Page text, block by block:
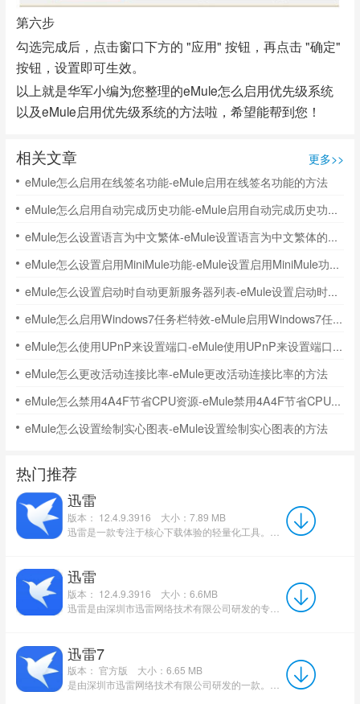
第六步
勾选完成后，点击窗口下方的 "应用" 按钮，再点击 "确定"
按钮，设置即可生效。
以上就是华军小编为您整理的eMule怎么启用优先级系统
以及eMule启用优先级系统的方法啦，希望能帮到您！
相关文章
更多>>
eMule怎么启用在线签名功能-eMule启用在线签名功能的方法
eMule怎么启用自动完成历史功能-eMule启用自动完成历史功能的方法
eMule怎么设置语言为中文繁体-eMule设置语言为中文繁体的方法
eMule怎么设置启用MiniMule功能-eMule设置启用MiniMule功能的方法
eMule怎么设置启动时自动更新服务器列表-eMule设置启动时自动更新服务器列表的方法
eMule怎么启用Windows7任务栏特效-eMule启用Windows7任务栏特效的方法
eMule怎么使用UPnP来设置端口-eMule使用UPnP来设置端口的方法
eMule怎么更改活动连接比率-eMule更改活动连接比率的方法
eMule怎么禁用4A4F节省CPU资源-eMule禁用4A4F节省CPU资源的方法
eMule怎么设置绘制实心图表-eMule设置绘制实心图表的方法
热门推荐
迅雷
版本： 12.4.9.3916
大小：7.89 MB
迅雷
版本： 12.4.9.3916
大小：6.6MB
迅雷是由深圳市迅雷网络技术有限公司研发的专业下载软件，目前已经发展至第12代，凭借其卓越性能持续获得广大...
迅雷7
版本： 官方版
大小：6.65 MB